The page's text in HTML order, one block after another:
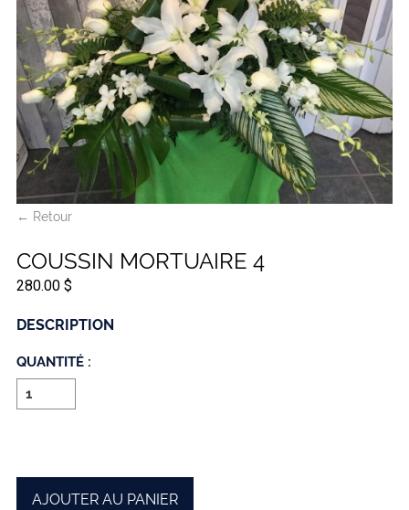
← Retour
COUSSIN MORTUAIRE 4
280.00 $
DESCRIPTION
QUANTITÉ :
AJOUTER AU PANIER